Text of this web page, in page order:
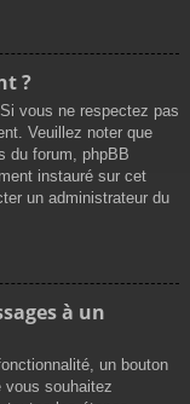
?
vous ne respectez pas
Veuillez noter que
du forum, phpBB
instauré sur cet
un administrateur du
à un
un bouton
vous souhaitez